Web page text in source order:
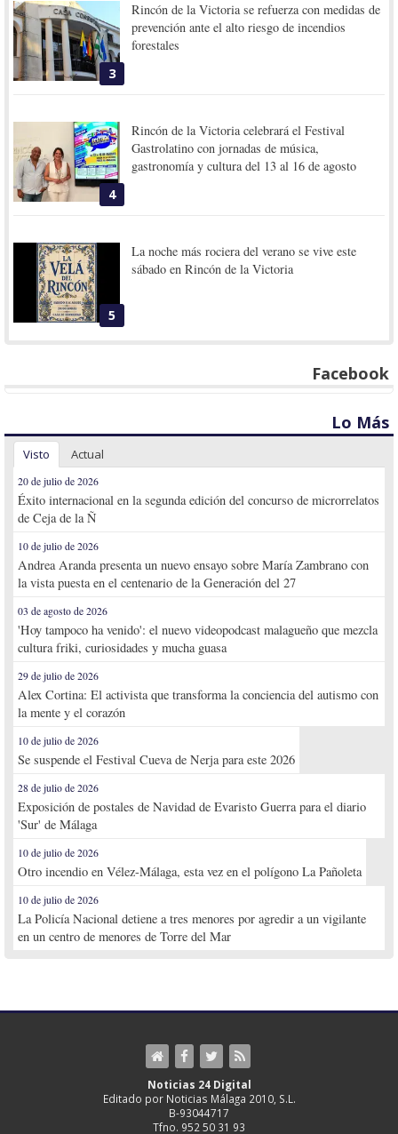
3
Rincón de la Victoria se refuerza con medidas de
prevención ante el alto riesgo de incendios
forestales
4
Rincón de la Victoria celebrará el Festival
Gastrolatino con jornadas de música,
gastronomía y cultura del 13 al 16 de agosto
5
La noche más rociera del verano se vive este
sábado en Rincón de la Victoria
Facebook
Lo Más
Visto Actual
20 de julio de 2026
Éxito internacional en la segunda edición del concurso de microrrelatos
de Ceja de la Ñ
10 de julio de 2026
Andrea Aranda presenta un nuevo ensayo sobre María Zambrano con
la vista puesta en el centenario de la Generación del 27
03 de agosto de 2026
'Hoy tampoco ha venido': el nuevo videopodcast malagueño que mezcla
cultura friki, curiosidades y mucha guasa
29 de julio de 2026
Alex Cortina: El activista que transforma la conciencia del autismo con
la mente y el corazón
10 de julio de 2026
Se suspende el Festival Cueva de Nerja para este 2026
28 de julio de 2026
Exposición de postales de Navidad de Evaristo Guerra para el diario
'Sur' de Málaga
10 de julio de 2026
Otro incendio en Vélez-Málaga, esta vez en el polígono La Pañoleta
10 de julio de 2026
La Policía Nacional detiene a tres menores por agredir a un vigilante
en un centro de menores de Torre del Mar
Noticias 24 Digital
Editado por Noticias Málaga 2010, S.L.
B-93044717
Tfno. 952 50 31 93